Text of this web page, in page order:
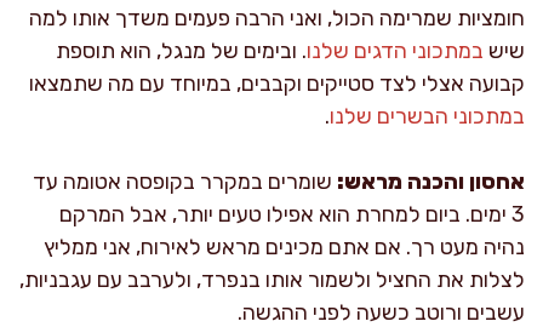
חומציות שמרימה הכול, ואני הרבה פעמים משדך אותו למה
שיש במתכוני הדגים שלנו. ובימים של מנגל, הוא תוספת
קבועה אצלי לצד סטייקים וקבבים, במיוחד עם מה שתמצאו
במתכוני הבשרים שלנו.
אחסון והכנה מראש: שומרים במקרר בקופסה אטומה עד
3 ימים. ביום למחרת הוא אפילו טעים יותר, אבל המרקם
נהיה מעט רך. אם אתם מכינים מראש לאירוח, אני ממליץ
לצלות את החציל ולשמור אותו בנפרד, ולערבב עם עגבניות,
עשבים ורוטב כשעה לפני ההגשה.